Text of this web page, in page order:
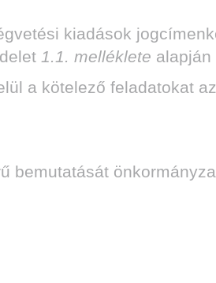
kiadások
1.1. melléklete alapján
a kötelező feladatokat az